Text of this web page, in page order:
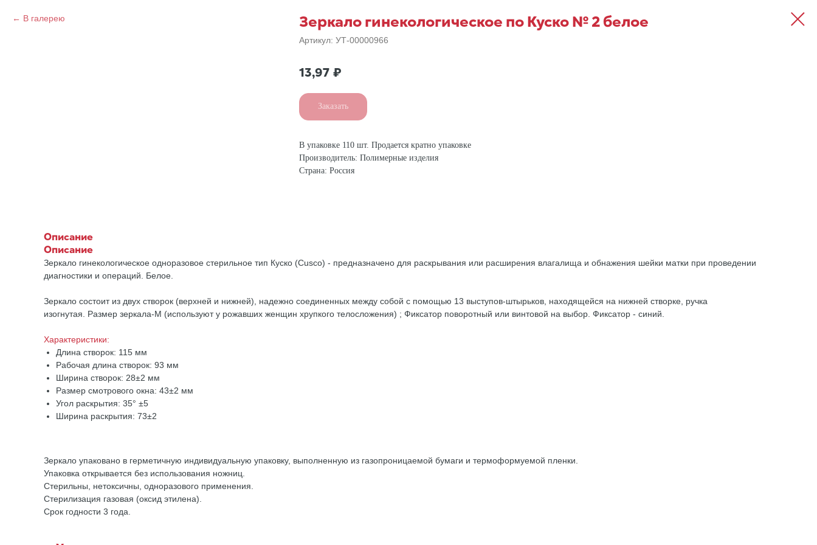
В галерею Зеркало гинекологическое по Куско № 2 белое
Артикул: УТ-00000966
13,97 ₽
Заказать
В упаковке 110 шт. Продается кратно упаковке
Производитель: Полимерные изделия
Страна: Россия
Описание
Описание
Зеркало гинекологическое одноразовое стерильное тип Куско (Cusco) - предназначено для раскрывания или расширения влагалища и обнажения шейки матки при проведении
диагностики и операций. Белое.
Зеркало состоит из двух створок (верхней и нижней), надежно соединенных между собой с помощью 13 выступов-штырьков, находящейся на нижней створке, ручка
изогнутая. Размер зеркала-М (используют у рожавших женщин хрупкого телосложения) ; Фиксатор поворотный или винтовой на выбор. Фиксатор - синий.
Характеристики:
Длина створок: 115 мм
Рабочая длина створок: 93 мм
Ширина створок: 28±2 мм
Размер смотрового окна: 43±2 мм
Угол раскрытия: 35° ±5
Ширина раскрытия: 73±2
Зеркало упаковано в герметичную индивидуальную упаковку, выполненную из газопроницаемой бумаги и термоформуемой пленки.
Упаковка открывается без использования ножниц.
Стерильны, нетоксичны, одноразового применения.
Стерилизация газовая (оксид этилена).
Срок годности 3 года.